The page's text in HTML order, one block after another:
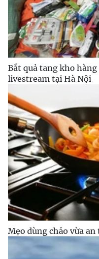
Bắt quả tang kho
livestream tại Hà Nội
Mẹo dùng chảo vừa